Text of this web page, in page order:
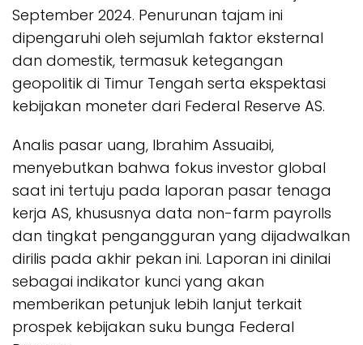
September 2024. Penurunan tajam ini
dipengaruhi oleh sejumlah faktor eksternal
dan domestik, termasuk ketegangan
geopolitik di Timur Tengah serta ekspektasi
kebijakan moneter dari Federal Reserve AS.
Analis pasar uang, Ibrahim Assuaibi,
menyebutkan bahwa fokus investor global
saat ini tertuju pada laporan pasar tenaga
kerja AS, khususnya data non-farm payrolls
dan tingkat pengangguran yang dijadwalkan
dirilis pada akhir pekan ini. Laporan ini dinilai
sebagai indikator kunci yang akan
memberikan petunjuk lebih lanjut terkait
prospek kebijakan suku bunga Federal